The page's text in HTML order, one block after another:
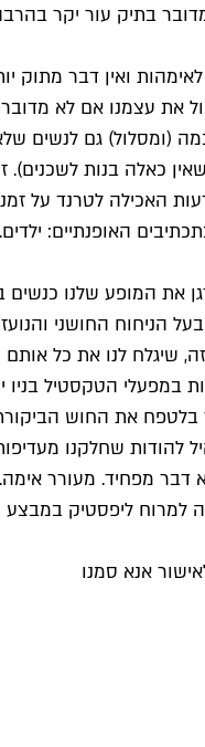
בתיק עור יקר
ואין דבר
את עצמנו אם לא
כאלה בנות
האכילה לטרנד על
האופנתיים:
את המופע שלנו
הניחוח החושני
שיגלח לנו את כל
בלטפח את החוש
מפחיד. מעורר
ליפסטיק במבצע
אנא סמנו